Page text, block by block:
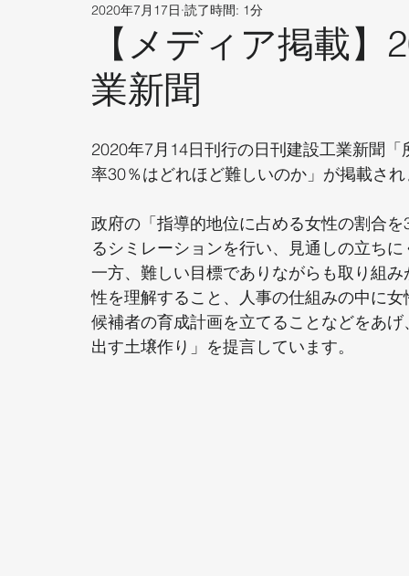
2015年
【メディア掲載
業新聞
2020年7月17日 読了時間: 1分
2020年7月14日刊行の日刊建設工業新聞
率30％はどれほど難しいのか」が掲載さ
政府の「指導的地位に占める女性の割合
るシミレーションを行い、見通しの立ち
一方、難しい目標でありながらも取り組
性を理解すること、人事の仕組みの中に
候補者の育成計画を立てることなどをあ
出す土壌作り」を提言しています。